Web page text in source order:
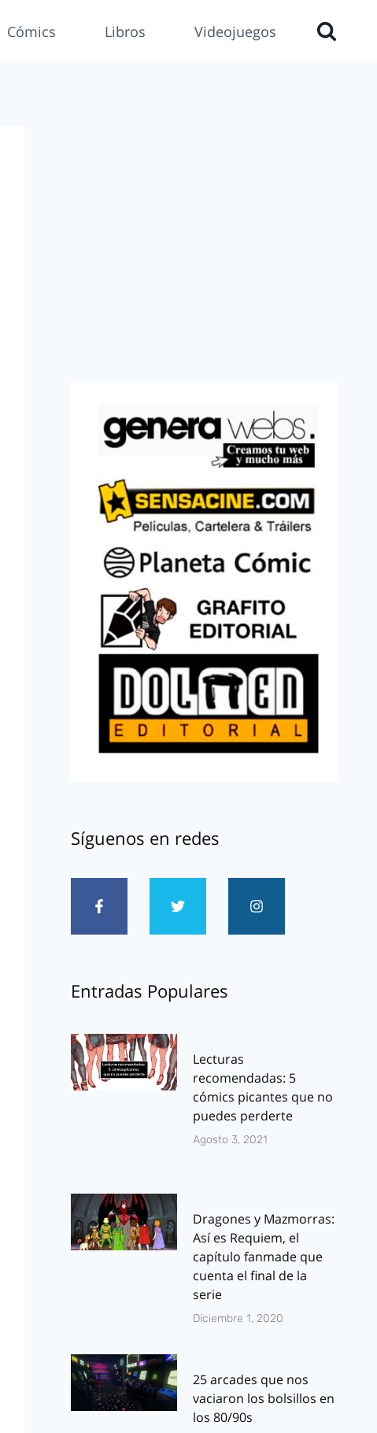
Cómics Libros Videojuegos
Síguenos en redes
Entradas Populares
Lecturas
recomendadas: 5
cómics picantes que no
puedes perderte
Agosto 3, 2021
Dragones y Mazmorras:
Así es Requiem, el
capítulo fanmade que
cuenta el final de la
serie
Diciembre 1, 2020
25 arcades que nos
vaciaron los bolsillos en
los 80/90s